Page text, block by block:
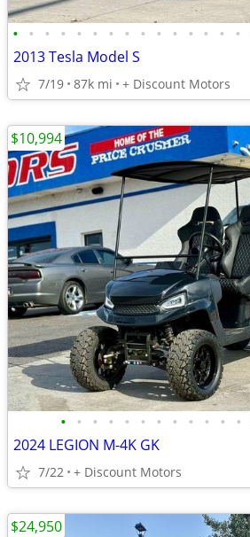
• • • • • • • • • • • • • • •
2013 Tesla Model S
7/19 87k mi + Discount Motors
• • • • • • • • • • • •
2024 LEGION M-4K GK
7/22 + Discount Motors
$10,994
$24,950